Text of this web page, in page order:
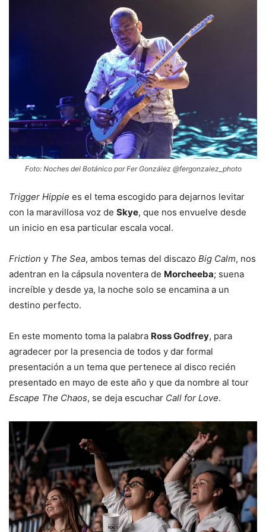
Foto: Noches del Botánico por Fer González @fergonzalez_photo
Trigger Hippie es el tema escogido para dejarnos levitar
con la maravillosa voz de Skye, que nos envuelve desde
un inicio en esa particular escala vocal.
Friction y The Sea, ambos temas del discazo Big Calm, nos
adentran en la cápsula noventera de Morcheeba; suena
increíble y desde ya, la noche solo se encamina a un
destino perfecto.
En este momento toma la palabra Ross Godfrey, para
agradecer por la presencia de todos y dar formal
presentación a un tema que pertenece al disco recién
presentado en mayo de este año y que da nombre al tour
Escape The Chaos, se deja escuchar Call for Love.